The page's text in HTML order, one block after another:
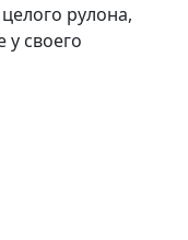
рулона,
своего